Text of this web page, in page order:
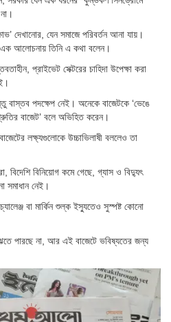
দেখানোর, যেন সমাজে পরিবর্তন আনা যায়।
এক আলোচনায় তিনি এ কথা বলেন।
প্রাইভেট সেক্টরের চাহিদা উপেক্ষা করা
বাস্তব পদক্ষেপ নেই। অনেকে বাজেটকে ‘ভেঙে
বাজেট’ বলে অভিহিত করেন।
লক্ষ্যগুলোকে উচ্চাভিলাষী বললেও তা
বিদেশি বিনিয়োগ কমে গেছে, গ্যাস ও বিদ্যুৎ
সমাধান নেই।
বা মার্কিন শুল্ক ইস্যুতেও সুস্পষ্ট কোনো
পারছে না, আর এই বাজেটে ভবিষ্যতের জন্য